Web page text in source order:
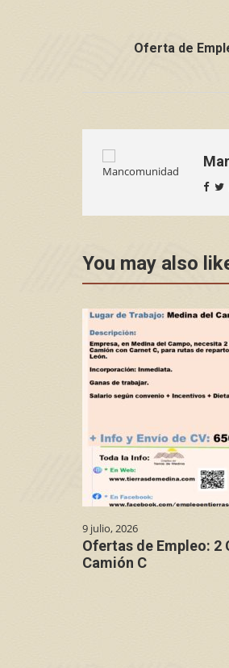
Oferta de
You may also
9 julio, 2026
Ofertas de Empleo: 2
Camión C